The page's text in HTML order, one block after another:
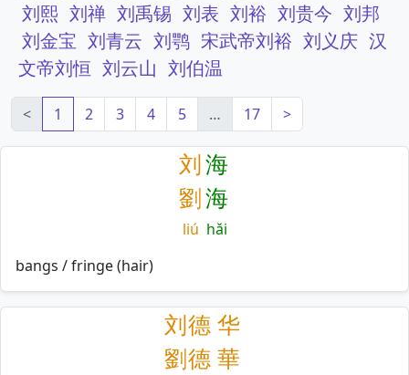
刘熙 刘禅 刘禹锡 刘表 刘裕 刘贵今 刘邦
刘金宝 刘青云 刘鹗 宋武帝刘裕 刘义庆 汉
文帝刘恒 刘云山 刘伯温
< 1 2 3 4 5 … 17 >
刘
劉
liú
海
海
hǎi
bangs / fringe (hair)
刘
劉
德
德
华
華